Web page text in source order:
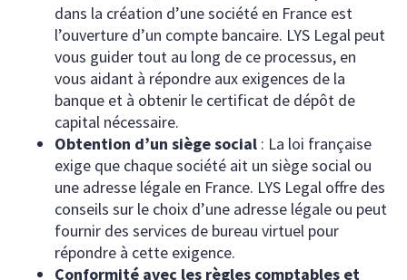
dans la création d’une société en France est
l’ouverture d’un compte bancaire. LYS Legal peut
vous guider tout au long de ce processus, en
vous aidant à répondre aux exigences de la
banque et à obtenir le certificat de dépôt de
capital nécessaire.
Obtention d’un siège social : La loi française
exige que chaque société ait un siège social ou
une adresse légale en France. LYS Legal offre des
conseils sur le choix d’une adresse légale ou peut
fournir des services de bureau virtuel pour
répondre à cette exigence.
Conformité avec les règles comptables et